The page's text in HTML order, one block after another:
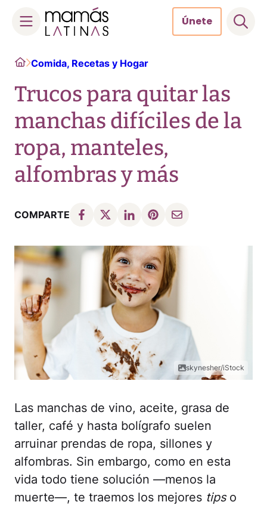
content
Únete
HomeComida, Recetas y Hogar
Trucos para quitar las
manchas difíciles de la
ropa, manteles,
alfombras y más
COMPARTE
skynesher/iStock
Las manchas de vino, aceite, grasa de
taller, café y hasta bolígrafo suelen
arruinar prendas de ropa, sillones y
alfombras. Sin embargo, como en esta
vida todo tiene solución —menos la
muerte—, te traemos los mejores tipso